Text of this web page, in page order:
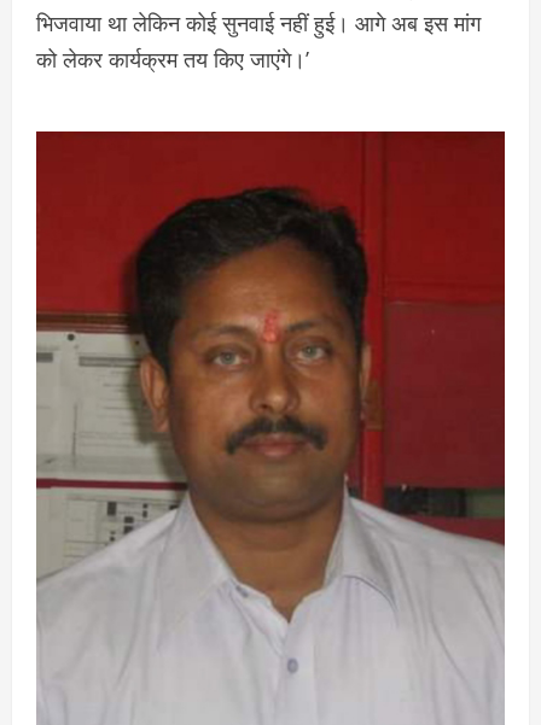
भिजवाया था लेकिन कोई सुनवाई नहीं हुई। आगे अब इस मांग
को लेकर कार्यक्रम तय किए जाएंगे।’